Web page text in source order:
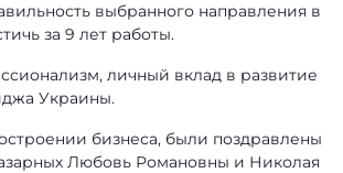
выбранного направления в
за 9 лет работы.
личный вклад в развитие
Украины.
бизнеса, были поздравлены
Любовь Романовны и Николая